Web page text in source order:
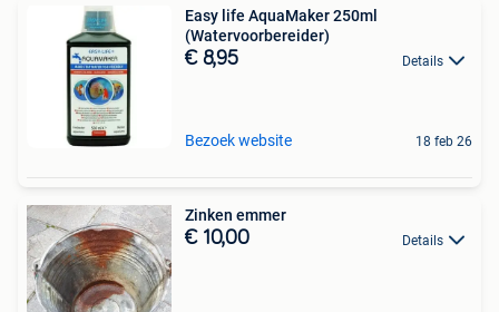
Easy life AquaMaker 250ml
(Watervoorbereider)
€ 8,95 Details
Bezoek website 18 feb 26
Zinken emmer
€ 10,00 Details